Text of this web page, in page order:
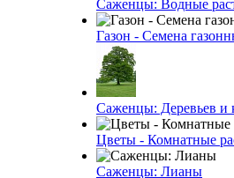
Саженцы: Водные
Газон - Семена
Саженцы: Деревьев и
Цветы - Комнатные
Саженцы: Лианы